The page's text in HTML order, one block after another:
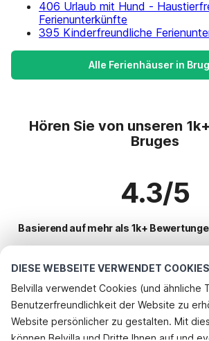
DIESE WEBSEITE VERWENDET COOKIES
Belvilla verwendet Cookies (und ähnliche
Benutzerfreundlichkeit der Website zu
Website persönlicher zu gestalten. Mit
können Belvilla und Dritte Ihnen auf und
406 Urlaub mit Hund -
Ferienunterkünfte
395 Kinderfreundliche
Alle Ferienhäuser in
Hören Sie von unseren
Bruges
4.3/5
Basierend auf mehr als 1k+
Beliebteste Reiseziele für
Top-Städte mit Top-Annehmlichkeiten für
Ferienwohnungen brugge